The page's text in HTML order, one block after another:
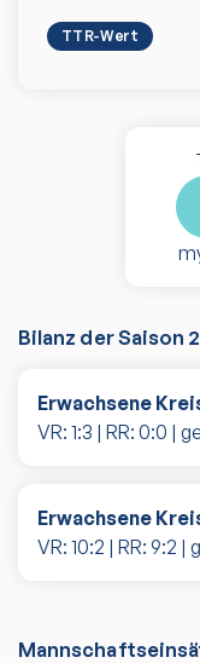
TTR-Wert
Bilanz der Saison
Erwachsene
VR: 1:3 | RR: 0:0 |
Erwachsene
VR: 10:2 | RR: 9:2 |